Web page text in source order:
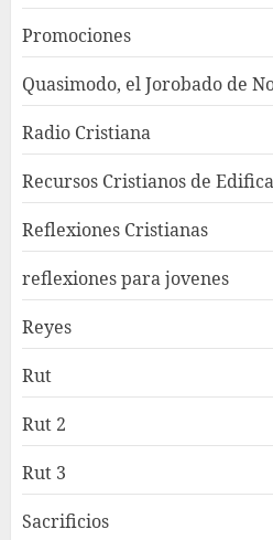
Promociones
Quasimodo, el Jorobado de
Radio Cristiana
Recursos Cristianos de
Reflexiones Cristianas
reflexiones para jovenes
Reyes
Rut
Rut 2
Rut 3
Sacrificios